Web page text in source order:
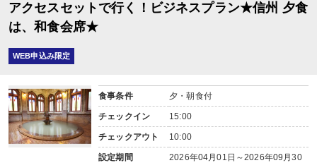
アクセスセットで行く！ビジネスプラン★信州 夕食
は、和食会席★
WEB申込み限定
食事条件 夕・朝食付
チェックイン 15:00
チェックアウト 10:00
設定期間
2026年04月01日～2026年09月30